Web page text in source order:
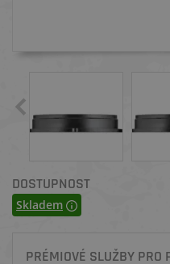
DOSTUPNOST
Skladem
PRÉMIOVÉ SLUŽBY PRO